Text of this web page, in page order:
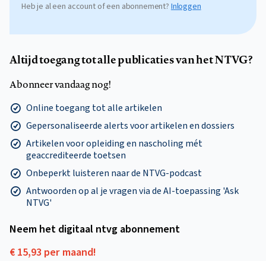
Heb je al een account of een abonnement?Inloggen
Altijd toegang tot alle publicaties van het NTVG?
Abonneer vandaag nog!
Online toegang tot alle artikelen
Gepersonaliseerde alerts voor artikelen en dossiers
Artikelen voor opleiding en nascholing mét
geaccrediteerde toetsen
Onbeperkt luisteren naar de NTVG-podcast
Antwoorden op al je vragen via de AI-toepassing 'Ask
NTVG'
Neem het digitaal ntvg abonnement
€ 15,93 per maand!